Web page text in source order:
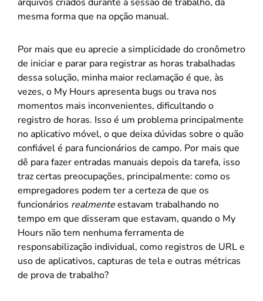
mesma forma que na opção manual.
Por mais que eu aprecie a simplicidade do cronômetro
de iniciar e parar para registrar as horas trabalhadas
dessa solução, minha maior reclamação é que, às
vezes, o My Hours apresenta bugs ou trava nos
momentos mais inconvenientes, dificultando o
registro de horas. Isso é um problema principalmente
no aplicativo móvel, o que deixa dúvidas sobre o quão
confiável é para funcionários de campo. Por mais que
dê para fazer entradas manuais depois da tarefa, isso
traz certas preocupações, principalmente: como os
empregadores podem ter a certeza de que os
funcionários realmenteestavam trabalhando no
tempo em que disseram que estavam, quando o My
Hours não tem nenhuma ferramenta de
responsabilização individual, como registros de URL e
uso de aplicativos, capturas de tela e outras métricas
de prova de trabalho?